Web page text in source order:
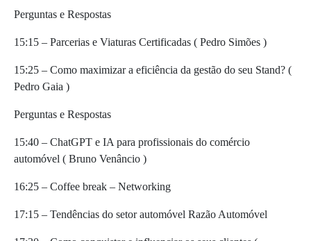
Perguntas e Respostas
15:15 – Parcerias e Viaturas Certificadas ( Pedro Simões )
15:25 – Como maximizar a eficiência da gestão do seu Stand? (
Pedro Gaia )
Perguntas e Respostas
15:40 – ChatGPT e IA para profissionais do comércio
automóvel ( Bruno Venâncio )
16:25 – Coffee break – Networking
17:15 – Tendências do setor automóvel Razão Automóvel